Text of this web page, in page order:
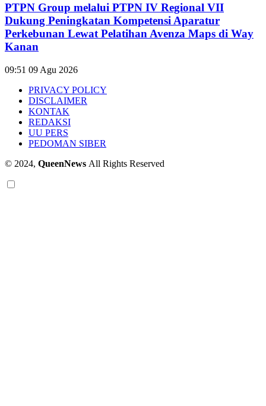
PTPN Group melalui PTPN IV Regional VII
Dukung Peningkatan Kompetensi Aparatur
Perkebunan Lewat Pelatihan Avenza Maps di Way
Kanan
09:51 09 Agu 2026
PRIVACY POLICY
DISCLAIMER
KONTAK
REDAKSI
UU PERS
PEDOMAN SIBER
© 2024, QueenNews All Rights Reserved